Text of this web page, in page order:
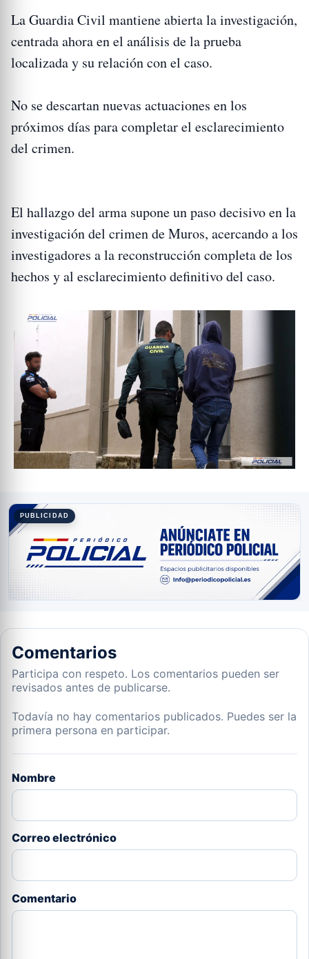
La Guardia Civil mantiene abierta la investigación,
centrada ahora en el análisis de la prueba
localizada y su relación con el caso.
No se descartan nuevas actuaciones en los
próximos días para completar el esclarecimiento
del crimen.
El hallazgo del arma supone un paso decisivo en la
investigación del crimen de Muros, acercando a los
investigadores a la reconstrucción completa de los
hechos y al esclarecimiento definitivo del caso.
PUBLICIDAD
Comentarios
Participa con respeto. Los comentarios pueden ser
revisados antes de publicarse.
Todavía no hay comentarios publicados. Puedes ser la
primera persona en participar.
Nombre
Correo electrónico
Comentario